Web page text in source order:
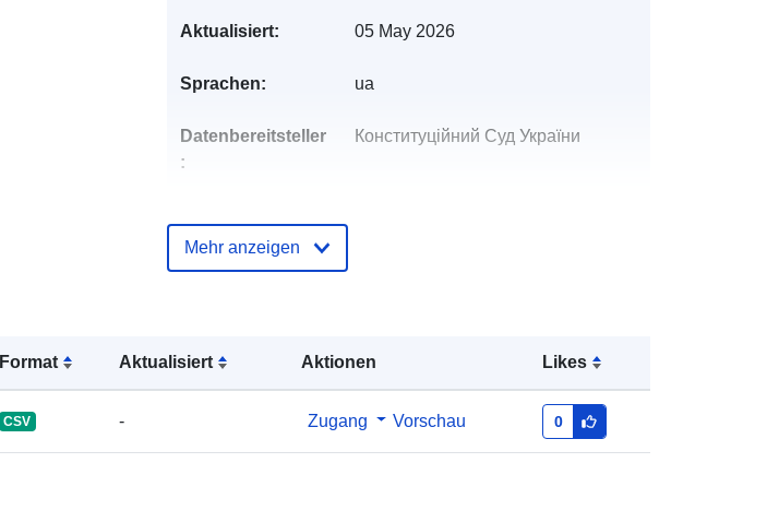
Format Aktualisiert Aktionen Likes
CSV - Zugang Vorschau 0
Aktualisiert: 05 May 2026
Sprachen: ua
Datenbereitsteller
:
Конституційний Суд України
eiten:
Aktualisiert auf data.europa.eu: 29
6f1a41bf-f062-404b-bdc7-
Mehr anzeigen